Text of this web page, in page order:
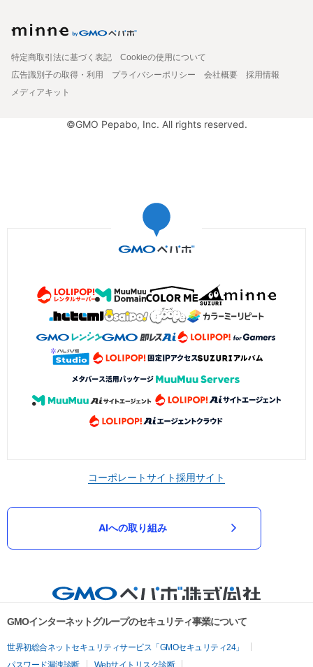
特定商取引法に基づく表記
Cookieの使用について
広告識別子の取得・利用
プライバシーポリシー 会社概要
採用情報
メディアキット
©GMO Pepabo, Inc. All rights reserved.
コーポレートサイト採用サイト
AIへの取り組み
GMOインターネットグループのセキュリティ事業について
世界初総合ネットセキュリティサービス「GMOセキュリティ24」
パスワード漏洩診断
Webサイトリスク診断